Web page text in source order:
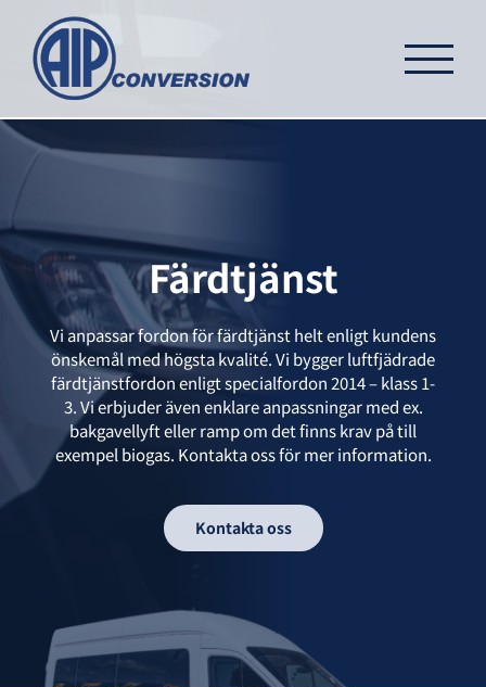
innehållet
Färdtjänst
Vi anpassar fordon för färdtjänst helt enligt kundens
önskemål med högsta kvalité. Vi bygger luftfjädrade
färdtjänstfordon enligt specialfordon 2014 – klass 1-
3. Vi erbjuder även enklare anpassningar med ex.
bakgavellyft eller ramp om det finns krav på till
exempel biogas. Kontakta oss för mer information.
Kontakta oss